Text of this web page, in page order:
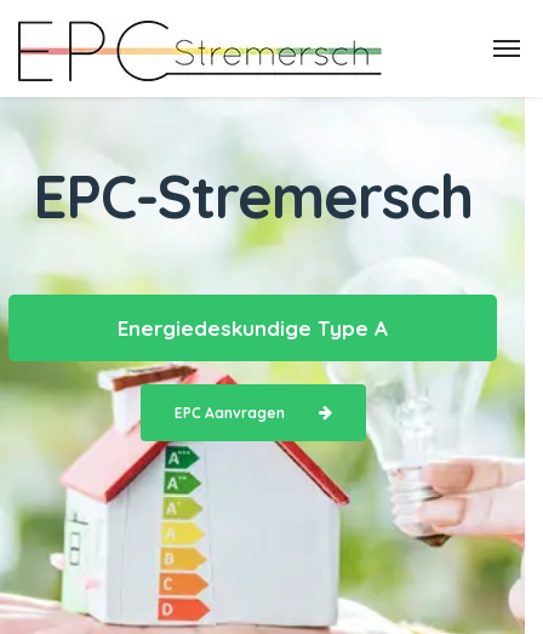
EPC-Stremersch
Energiedeskundige Type A
EPC Aanvragen